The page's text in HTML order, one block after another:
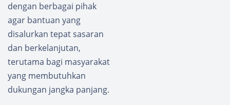
dengan berbagai pihak
agar bantuan yang
disalurkan tepat sasaran
dan berkelanjutan,
terutama bagi masyarakat
yang membutuhkan
dukungan jangka panjang.